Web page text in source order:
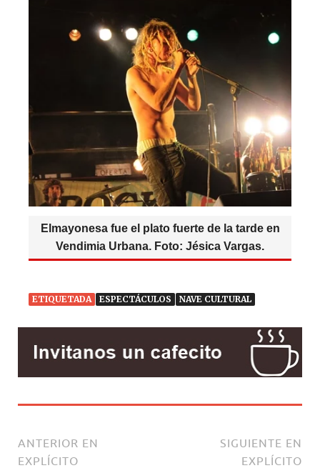
Elmayonesa fue el plato fuerte de la tarde en
Vendimia Urbana. Foto: Jésica Vargas.
ETIQUETADA ESPECTÁCULOS NAVE CULTURAL
ANTERIOR EN
EXPLÍCITO
SIGUIENTE EN
EXPLÍCITO